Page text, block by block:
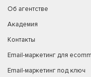
Об агентстве
Академия
Контакты
Email-маркетинг для
Email-маркетинг под ключ